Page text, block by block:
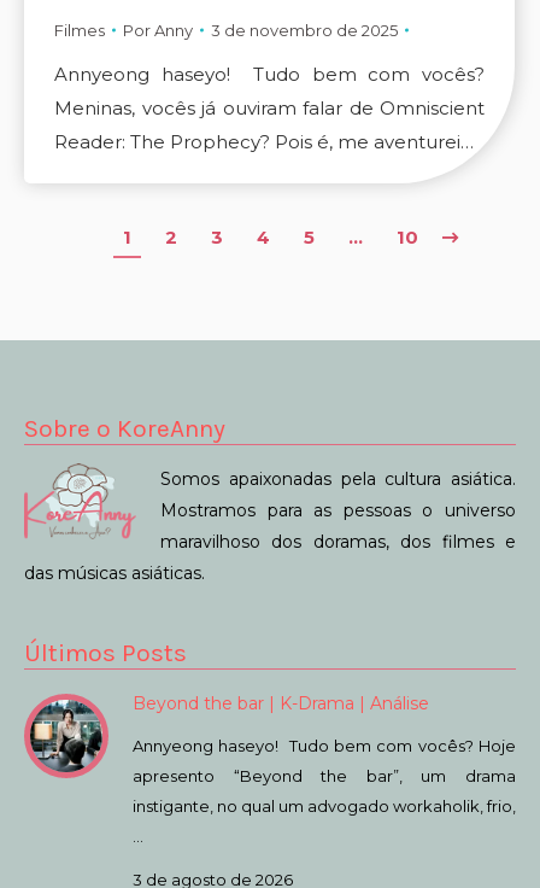
Filmes PorAnny 3 de novembro de 2025
Annyeong haseyo! Tudo bem com vocês?
Meninas, vocês já ouviram falar de Omniscient
Reader: The Prophecy? Pois é, me aventurei…
1 2 3 4 5 … 10
Sobre o KoreAnny
Somos apaixonadas pela cultura asiática.
Mostramos para as pessoas o universo
maravilhoso dos doramas, dos filmes e
das músicas asiáticas.
Últimos Posts
Beyond the bar | K-Drama | Análise
Annyeong haseyo! Tudo bem com vocês? Hoje
apresento “Beyond the bar”, um drama
instigante, no qual um advogado workaholik, frio,
…
3 de agosto de 2026